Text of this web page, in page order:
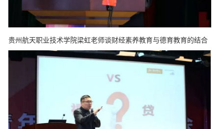
贵州航天职业技术学院梁虹老师谈财经素养教育与德育教育的结合